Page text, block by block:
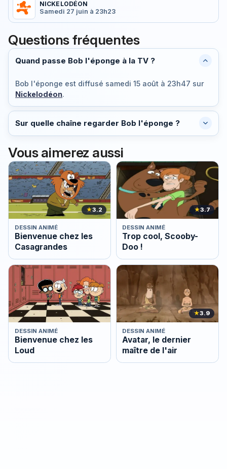
NICKELODÉON
Samedi 27 juin à 23h23
Questions fréquentes
Quand passe Bob l'éponge à la TV ?
Bob l'éponge est diffusé samedi 15 août à 23h47 sur
Nickelodéon.
Sur quelle chaîne regarder Bob l'éponge ?
Vous aimerez aussi
★3.2
DESSIN ANIMÉ
Bienvenue chez les
Casagrandes
★3.7
DESSIN ANIMÉ
Trop cool, Scooby-
Doo !
DESSIN ANIMÉ
Bienvenue chez les
Loud
★3.9
DESSIN ANIMÉ
Avatar, le dernier
maître de l'air